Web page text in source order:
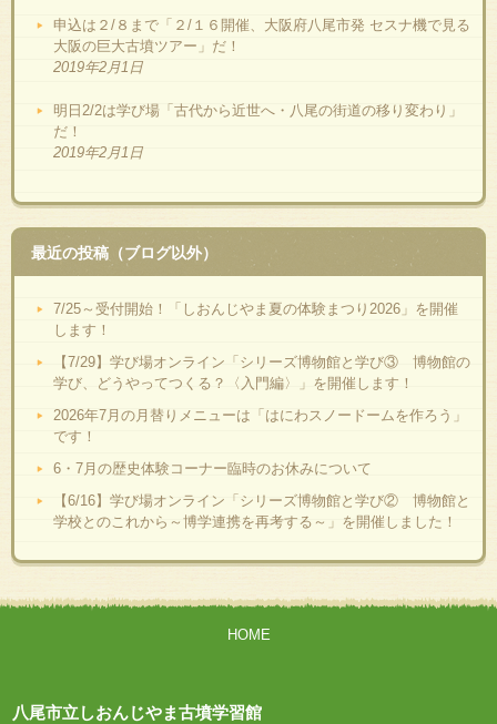
申込は２/８まで「２/１６開催、大阪府八尾市発 セスナ機で見る
大阪の巨大古墳ツアー」だ！
2019年2月1日
明日2/2は学び場「古代から近世へ・八尾の街道の移り変わり」
だ！
2019年2月1日
最近の投稿（ブログ以外）
7/25～受付開始！「しおんじやま夏の体験まつり2026」を開催
します！
【7/29】学び場オンライン「シリーズ博物館と学び③ 博物館の
学び、どうやってつくる？〈入門編〉」を開催します！
2026年7月の月替りメニューは「はにわスノードームを作ろう」
です！
6・7月の歴史体験コーナー臨時のお休みについて
【6/16】学び場オンライン「シリーズ博物館と学び② 博物館と
学校とのこれから～博学連携を再考する～」を開催しました！
HOME
八尾市立しおんじやま古墳学習館